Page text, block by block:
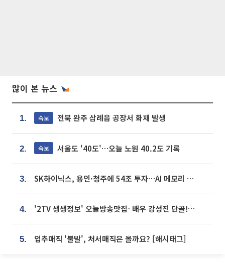
많이 본 뉴스
1. 속보 전북 완주 삼례읍 공장서 화재 발생
2. 속보 서울도 '40도'…오늘 노원 40.2도 기록
3. SK하이닉스, 용인·청주에 54조 투자…AI 메모리 생산기지 키운다
4. '2TV 생생정보' 오늘방송맛집- 배우 강성진 단골! 쌀국수ㆍ푸팟퐁 커리 맛집 '블○○○'
5. 입추매직 '불발', 처서매직은 올까요? [해시태그]